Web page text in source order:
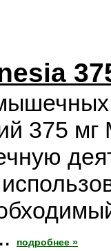
375 мг
подробнее »